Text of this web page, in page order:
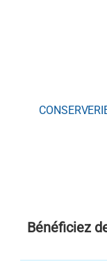
Bénéficiez